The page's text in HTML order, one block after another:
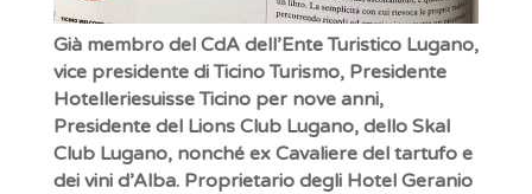
Già membro del CdA dell’Ente Turistico Lugano,
vice presidente di Ticino Turismo, Presidente
Hotelleriesuisse Ticino per nove anni,
Presidente del Lions Club Lugano, dello Skal
Club Lugano, nonché ex Cavaliere del tartufo e
dei vini d’Alba. Proprietario degli Hotel Geranio